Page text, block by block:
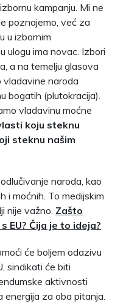
kampanju. Mi ne
poznajemo, već za
u izbornim
ulogu ima novac. Izbori
a na temelju glasova
vladavine naroda
bogatih (plutokracija).
vladavinu moćne
koju steknu
steknu našim
naroda, kao
i moćnih. To medijskim
nije važno. Zašto
EU? Čija je to ideja?
će boljem odazivu
sindikati će biti
aktivnosti
za oba pitanja.